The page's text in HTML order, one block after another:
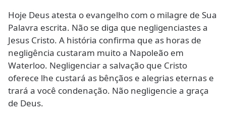
Hoje Deus atesta o evangelho com o milagre de Sua
Palavra escrita. Não se diga que negligenciastes a
Jesus Cristo. A história confirma que as horas de
negligência custaram muito a Napoleão em
Waterloo. Negligenciar a salvação que Cristo
oferece lhe custará as bênçãos e alegrias eternas e
trará a você condenação. Não negligencie a graça
de Deus.